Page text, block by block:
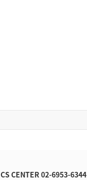
CS CENTER 02-6953-6344